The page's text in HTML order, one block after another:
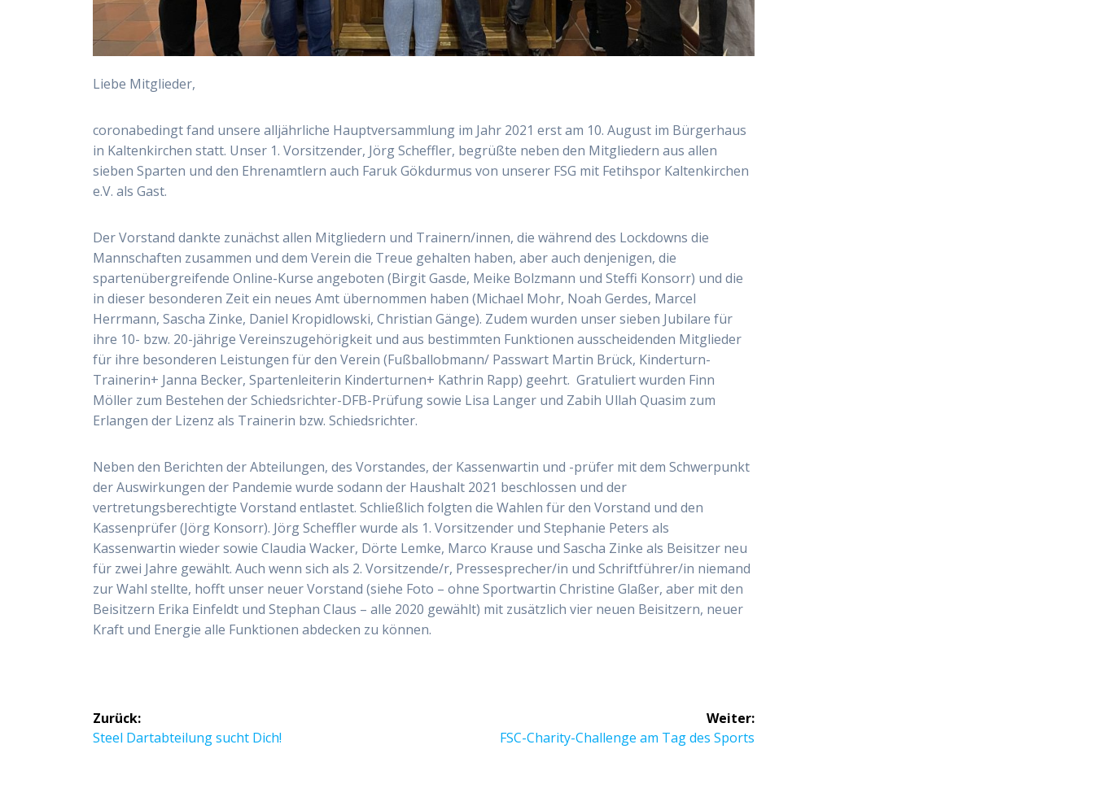
Liebe Mitglieder,
coronabedingt fand unsere alljährliche Hauptversammlung im Jahr 2021 erst am 10. August im Bürgerhaus
in Kaltenkirchen statt. Unser 1. Vorsitzender, Jörg Scheffler, begrüßte neben den Mitgliedern aus allen
sieben Sparten und den Ehrenamtlern auch Faruk Gökdurmus von unserer FSG mit Fetihspor Kaltenkirchen
e.V. als Gast.
Der Vorstand dankte zunächst allen Mitgliedern und Trainern/innen, die während des Lockdowns die
Mannschaften zusammen und dem Verein die Treue gehalten haben, aber auch denjenigen, die
spartenübergreifende Online-Kurse angeboten (Birgit Gasde, Meike Bolzmann und Steffi Konsorr) und die
in dieser besonderen Zeit ein neues Amt übernommen haben (Michael Mohr, Noah Gerdes, Marcel
Herrmann, Sascha Zinke, Daniel Kropidlowski, Christian Gänge). Zudem wurden unser sieben Jubilare für
ihre 10- bzw. 20-jährige Vereinszugehörigkeit und aus bestimmten Funktionen ausscheidenden Mitglieder
für ihre besonderen Leistungen für den Verein (Fußballobmann/ Passwart Martin Brück, Kinderturn-
Trainerin+ Janna Becker, Spartenleiterin Kinderturnen+ Kathrin Rapp) geehrt. Gratuliert wurden Finn
Möller zum Bestehen der Schiedsrichter-DFB-Prüfung sowie Lisa Langer und Zabih Ullah Quasim zum
Erlangen der Lizenz als Trainerin bzw. Schiedsrichter.
Neben den Berichten der Abteilungen, des Vorstandes, der Kassenwartin und -prüfer mit dem Schwerpunkt
der Auswirkungen der Pandemie wurde sodann der Haushalt 2021 beschlossen und der
vertretungsberechtigte Vorstand entlastet. Schließlich folgten die Wahlen für den Vorstand und den
Kassenprüfer (Jörg Konsorr). Jörg Scheffler wurde als 1. Vorsitzender und Stephanie Peters als
Kassenwartin wieder sowie Claudia Wacker, Dörte Lemke, Marco Krause und Sascha Zinke als Beisitzer neu
für zwei Jahre gewählt. Auch wenn sich als 2. Vorsitzende/r, Pressesprecher/in und Schriftführer/in niemand
zur Wahl stellte, hofft unser neuer Vorstand (siehe Foto – ohne Sportwartin Christine Glaßer, aber mit den
Beisitzern Erika Einfeldt und Stephan Claus – alle 2020 gewählt) mit zusätzlich vier neuen Beisitzern, neuer
Kraft und Energie alle Funktionen abdecken zu können.
Beitragsnavigation
Zurück:
Vorheriger
Steel Dartabteilung sucht Dich!
Weiter:
Nächster
FSC-Charity-Challenge am Tag des Sports